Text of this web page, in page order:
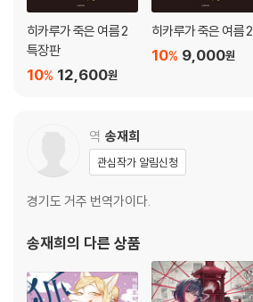
히카루가 죽은 여름 2
특장판
12,600원
10%
히카루가 죽은 여름 2
9,000원
10%
역 송재희
관심작가 알림신청
경기도 거주 번역가이다.
송재희의 다른 상품